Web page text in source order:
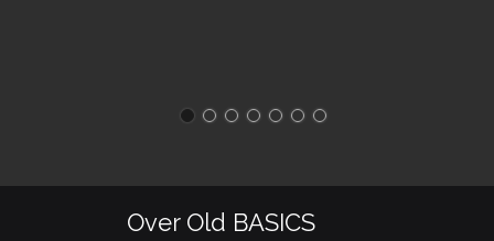
Over Old BASICS